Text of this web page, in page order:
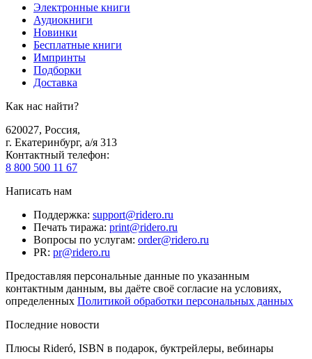
Электронные книги
Аудиокниги
Новинки
Бесплатные книги
Импринты
Подборки
Доставка
Как нас найти?
620027, Россия,
г. Екатеринбург, а/я 313
Контактный телефон:
8 800 500 11 67
Написать нам
Поддержка: support@ridero.ru
Печать тиража: print@ridero.ru
Вопросы по услугам: order@ridero.ru
PR: pr@ridero.ru
Предоставляя персональные данные по указанным
контактным данным, вы даёте своё согласие на условиях,
определенных Политикой обработки персональных данных
Последние новости
Плюсы Rideró, ISBN в подарок, буктрейлеры, вебинары